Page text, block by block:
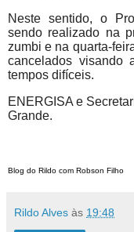
Neste sentido, o
sendo realizado na
zumbi e na quarta-
cancelados visando
tempos difíceis.
ENERGISA e
Grande.
Blog do Rildo com Robson Filho
Rildo Alves às 19:48